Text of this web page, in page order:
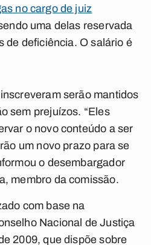
no cargo de juiz
uma delas reservada
de deficiência. O salário é
serão mantidos
sem prejuízos. “Eles
o novo conteúdo a ser
um novo prazo para se
o desembargador
membro da comissão.
com base na
Nacional de Justiça
2009, que dispõe sobre